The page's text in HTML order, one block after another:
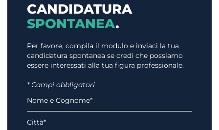
CANDIDATURA
SPONTANEA.
Per favore, compila il modulo e inviaci la tua
candidatura spontanea se credi che possiamo
essere interessati alla tua figura professionale.
* Campi obbligatori